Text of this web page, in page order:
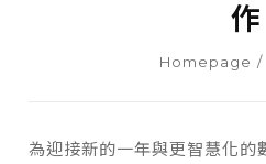
作
Homepage
為迎接新的一年與更智慧化的